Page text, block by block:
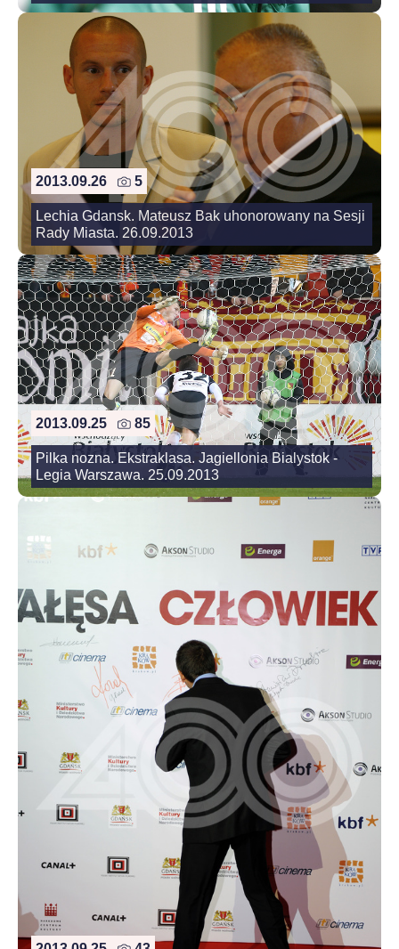
2013.09.26 5
Lechia Gdansk. Mateusz Bak uhonorowany na Sesji
Rady Miasta. 26.09.2013
2013.09.25 85
Pilka nozna. Ekstraklasa. Jagiellonia Bialystok -
Legia Warszawa. 25.09.2013